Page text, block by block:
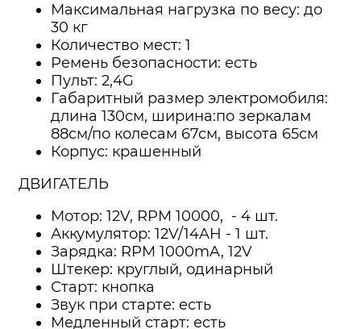
Максимальная нагрузка по весу: до
30 кг
Количество мест: 1
Ремень безопасности: есть
Пульт: 2,4G
Габаритный размер электромобиля:
длина 130см, ширина:по зеркалам
88см/по колесам 67см, высота 65см
Корпус: крашенный
ДВИГАТЕЛЬ
Мотор: 12V, RPM 10000, - 4 шт.
Аккумулятор: 12V/14AH - 1 шт.
Зарядка: RPM 1000mA, 12V
Штекер: круглый, одинарный
Старт: кнопка
Звук при старте: есть
Медленный старт: есть